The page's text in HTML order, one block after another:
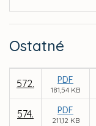
Ostatné
572. PDF
181,54 KB
574. PDF
211,12 KB